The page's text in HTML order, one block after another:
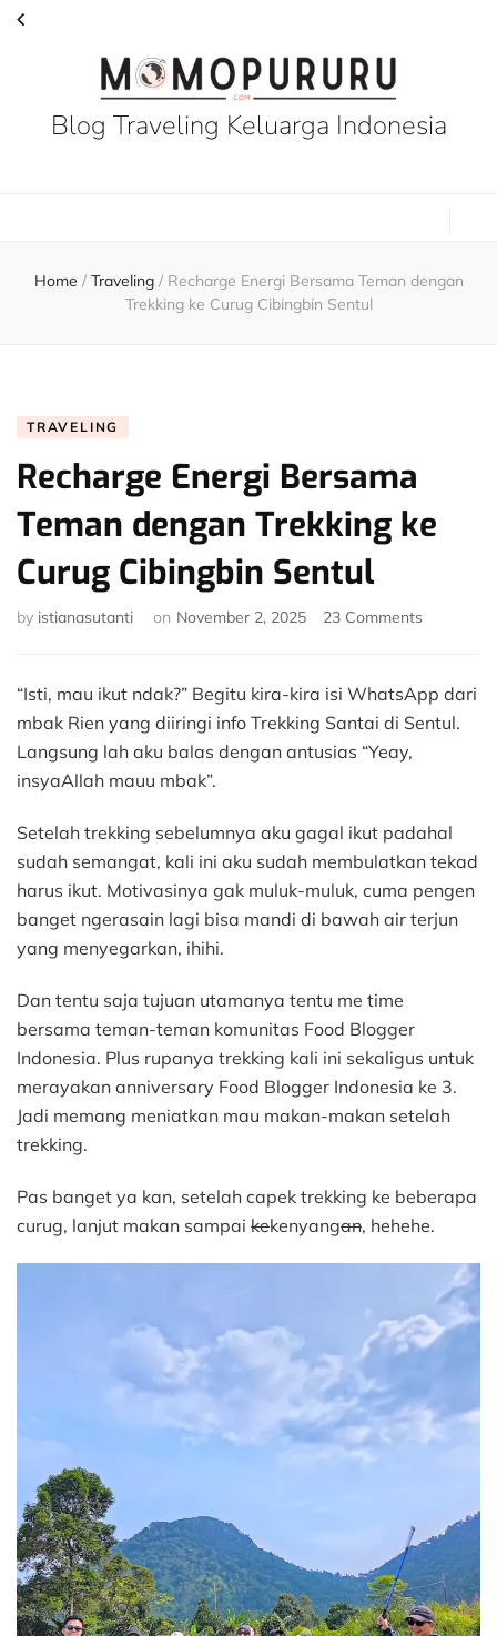
Blog Traveling Keluarga Indonesia
Home / Traveling / Recharge Energi Bersama Teman dengan
Trekking ke Curug Cibingbin Sentul
TRAVELING
Recharge Energi Bersama
Teman dengan Trekking ke
Curug Cibingbin Sentul
by istianasutanti on November 2, 2025 23 Comments
Bersama
Teman
dengan
Cibingbin
“Isti, mau ikut ndak?” Begitu kira-kira isi WhatsApp dari
mbak Rien yang diiringi info Trekking Santai di Sentul.
Langsung lah aku balas dengan antusias “Yeay,
insyaAllah mauu mbak”.
Setelah trekking sebelumnya aku gagal ikut padahal
sudah semangat, kali ini aku sudah membulatkan tekad
harus ikut. Motivasinya gak muluk-muluk, cuma pengen
banget ngerasain lagi bisa mandi di bawah air terjun
yang menyegarkan, ihihi.
Dan tentu saja tujuan utamanya tentu me time
bersama teman-teman komunitas Food Blogger
Indonesia. Plus rupanya trekking kali ini sekaligus untuk
merayakan anniversary Food Blogger Indonesia ke 3.
Jadi memang meniatkan mau makan-makan setelah
trekking.
Pas banget ya kan, setelah capek trekking ke beberapa
curug, lanjut makan sampai kekenyangan, hehehe.